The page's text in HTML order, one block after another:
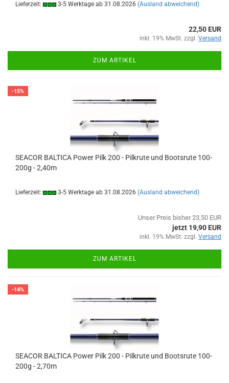
Lieferzeit: 3-5 Werktage ab 31.08.2026 (Ausland abweichend)
22,50 EUR
inkl. 19% MwSt. zzgl. Versand
ZUM ARTIKEL
-15%
SEACOR BALTICA Power Pilk 200 - Pilkrute und Bootsrute 100-
200g - 2,40m
Lieferzeit: 3-5 Werktage ab 31.08.2026 (Ausland abweichend)
Unser Preis bisher 23,50 EUR
jetzt 19,90 EUR
inkl. 19% MwSt. zzgl. Versand
ZUM ARTIKEL
-14%
SEACOR BALTICA Power Pilk 200 - Pilkrute und Bootsrute 100-
200g - 2,70m